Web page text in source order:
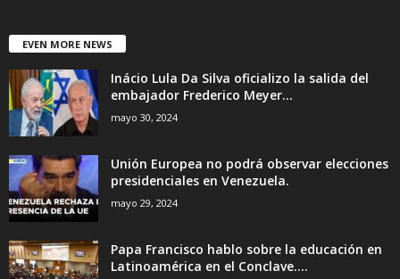
EVEN MORE NEWS
Inácio Lula Da Silva oficializo la salida del
embajador Frederico Meyer...
mayo 30, 2024
Unión Europea no podrá observar elecciones
presidenciales en Venezuela.
mayo 29, 2024
Papa Francisco hablo sobre la educación en
Latinoamérica en el Conclave....